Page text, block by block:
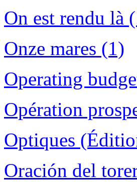
On est rendu là
Onze mares (1)
Operating
Opération
Optiques
Oración del